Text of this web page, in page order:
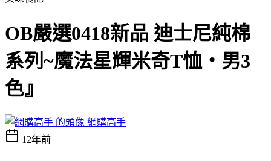
OB嚴選0418新品 迪士尼純棉
系列~魔法星輝米奇T恤‧男3
色』
網購高手
12年前